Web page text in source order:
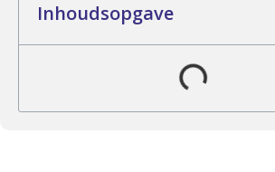
Inhoudsopgave